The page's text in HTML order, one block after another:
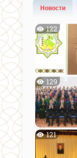
Новости
122
129
121